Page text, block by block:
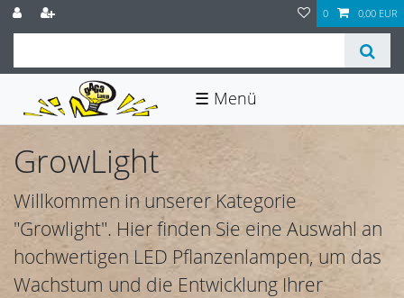
0 0,00 EUR
☰
GrowLight
Willkommen in unserer Kategorie
"Growlight". Hier finden Sie eine Auswahl an
hochwertigen LED Pflanzenlampen, um das
Wachstum und die Entwicklung Ihrer